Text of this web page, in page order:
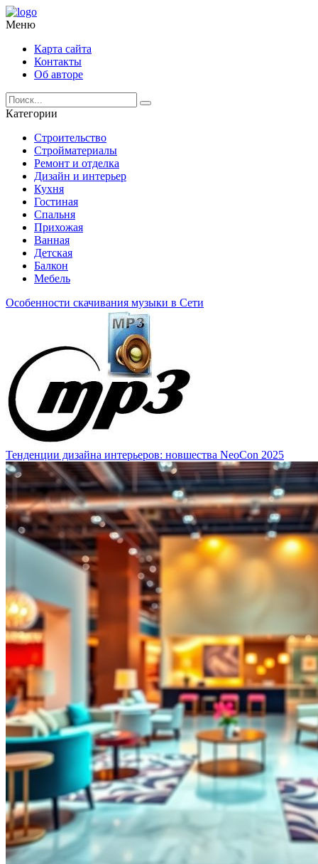
Меню
Карта сайта
Контакты
Об авторе
Категории
Строительство
Стройматериалы
Ремонт и отделка
Дизайн и интерьер
Кухня
Гостиная
Спальня
Прихожая
Ванная
Детская
Балкон
Мебель
Особенности скачивания музыки в Сети
Тенденции дизайна интерьеров: новшества NeoCon 2025